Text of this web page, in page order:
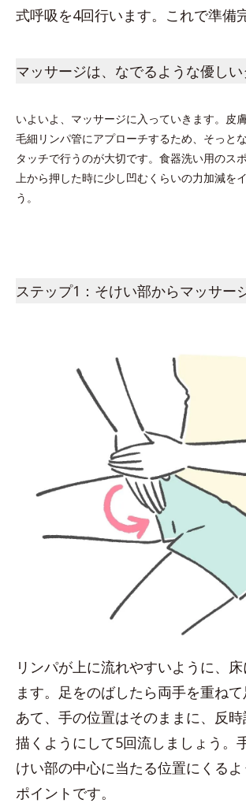
式呼吸を4回行います。これで準備
マッサージは、なでるような優し
いよいよ、マッサージに入っていきます。皮
毛細リンパ管にアプローチするため、そっと
タッチで行うのが大切です。食器洗い用のス
上から押した時に少し凹むくらいの力加減を
う。
ステップ1：そけい部からマッサー
リンパが上に流れやすいように、
ます。足をのばしたら両手を重ね
あて、手の位置はそのままに、反
描くようにして5回流しましょう。
けい部の中心に当たる位置にくる
ポイントです。